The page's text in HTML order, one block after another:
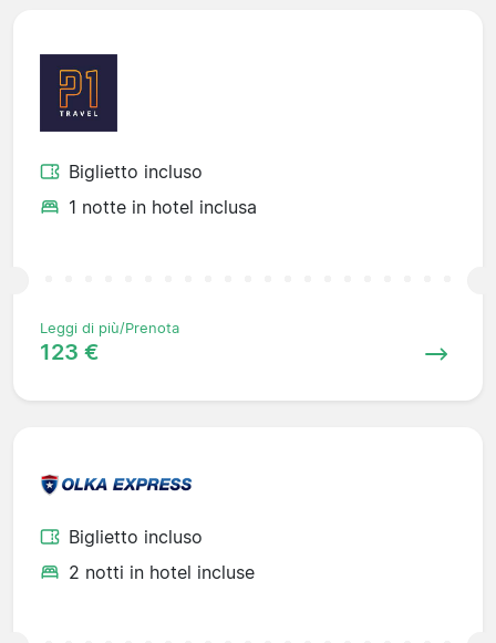
Biglietto incluso
1 notte in hotel inclusa
Leggi di più/Prenota
123 €
Biglietto incluso
2 notti in hotel incluse